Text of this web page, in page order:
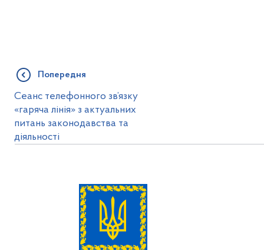
Попередня
Сеанс телефонного зв’язку
«гаряча лінія» з актуальних
питань законодавства та
діяльності